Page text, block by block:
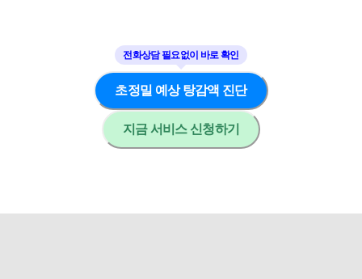
초정밀 예상 탕감액 진단
지금 서비스 신청하기